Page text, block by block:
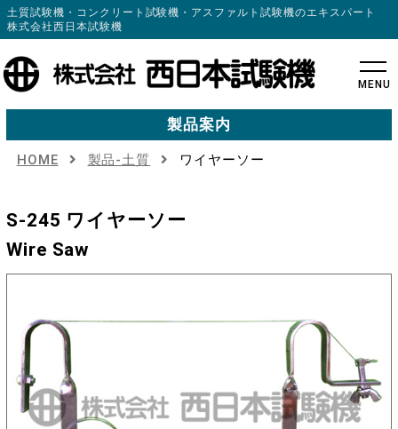
土質試験機・コンクリート試験機・アスファルト試験機のエキスパート
株式会社西日本試験機
MENU
製品案内
HOME 製品-土質 ワイヤーソー
S-245 ワイヤーソー
Wire Saw